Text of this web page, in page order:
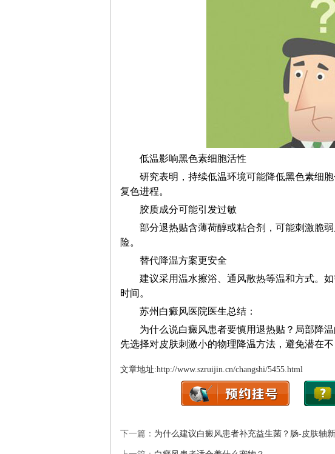
低温影响黑色素细胞活性
研究表明，持续低温环境可能降低黑色素细胞
复色进程。
胶质成分可能引发过敏
部分退热贴含薄荷醇或粘合剂，可能刺激脆弱
险。
替代降温方案更安全
建议采用温水擦浴、通风散热等温和方式。如
时间。
苏州白癜风医院医生总结：
为什么说白癜风患者要慎用退热贴？局部降温
先选择对皮肤刺激小的物理降温方法，避免潜在不
文章地址:http://www.szruijin.cn/changshi/5455.html
下一篇： 为什么建议白癜风患者补充益生菌？肠-皮肤轴新